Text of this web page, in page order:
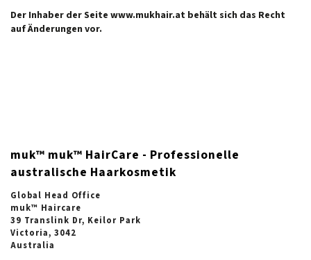
Der Inhaber der Seite www.mukhair.at behält sich das Recht
auf Änderungen vor.
muk™ muk™ HairCare - Professionelle
australische Haarkosmetik
Global Head Office
muk™ Haircare
39 Translink Dr, Keilor Park
Victoria, 3042
Australia